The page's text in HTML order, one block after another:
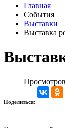
Главная
События
Выставки
Выставка
Поделиться: